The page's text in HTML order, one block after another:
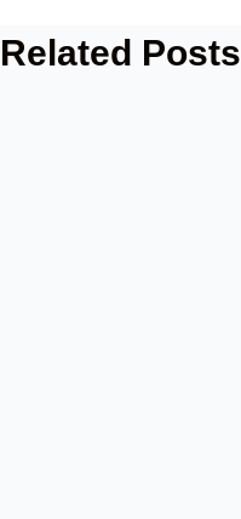
Related Posts